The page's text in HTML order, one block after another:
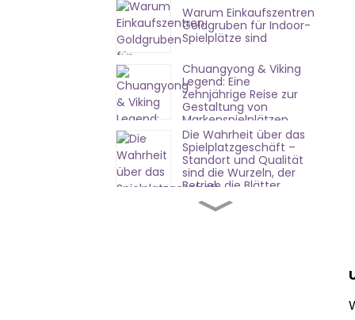
Factory
Warum Einkaufszentren
Goldgruben für Indoor-
Spielplätze sind
Chuangyong & Viking
Legend: Eine
zehnjährige Reise zur
Gestaltung von
Markenspielplätzen
Die Wahrheit über das
Spielplatzgeschäft –
Standort und Qualität
sind die Wurzeln, der
Betrieb die Blätter.
Erfolgreiche Eröffnung
in Shandong |